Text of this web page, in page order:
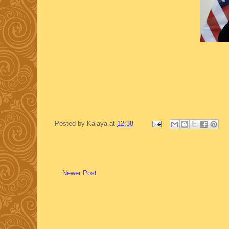
Posted by Kalaya at 12:38
Newer Post